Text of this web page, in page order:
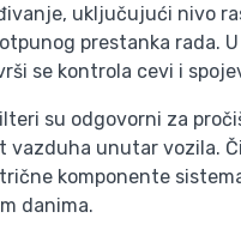
uključujući nivo
prestanka rada.
se kontrola cevi i
su odgovorni za
unutar vozila.
komponente
danima.